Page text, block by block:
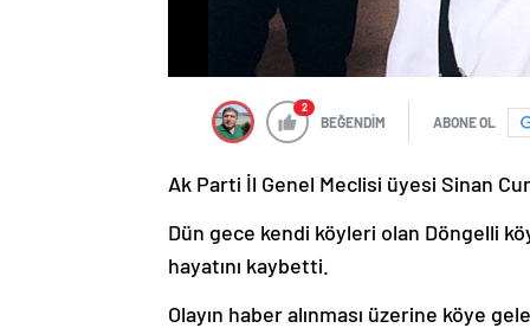
2
BEĞENDİM ABONE OL
Ak Parti İl Genel Meclisi üyesi Sinan
Dün gece kendi köyleri olan Döngelli
hayatını kaybetti.
Olayın haber alınması üzerine köye